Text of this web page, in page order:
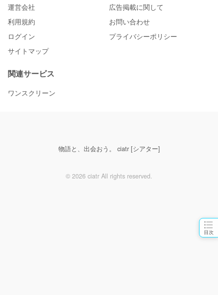
目次
運営会社
広告掲載に関して
利用規約
お問い合わせ
ログイン
プライバシーポリシー
サイトマップ
関連サービス
ワンスクリーン
物語と、出会おう。 ciatr [シアター]
© 2026 ciatr All rights reserved.